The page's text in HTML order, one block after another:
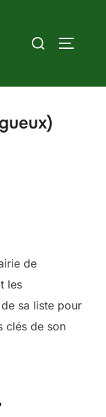
Rechercher :
de
les
sa liste pour
clés de son